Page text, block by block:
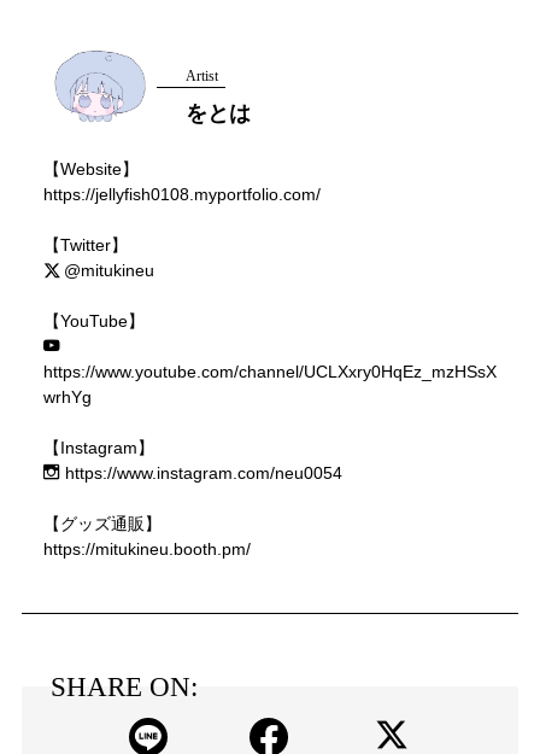
Artist
をとは
【Website】
https://jellyfish0108.myportfolio.com/
【Twitter】
@mitukineu
【YouTube】
https://www.youtube.com/channel/UCLXxry0HqEz_mzHSsX
wrhYg
【Instagram】
https://www.instagram.com/neu0054
【グッズ通販】
https://mitukineu.booth.pm/
SHARE ON: